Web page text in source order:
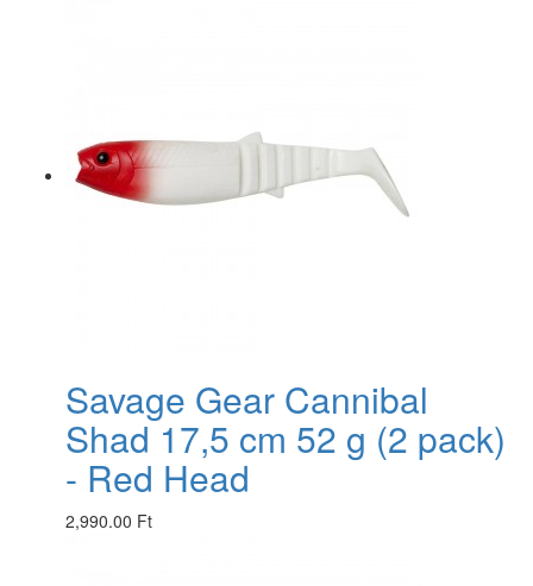
Savage Gear Cannibal
Shad 17,5 cm 52 g (2 pack)
- Red Head
2,990.00 Ft